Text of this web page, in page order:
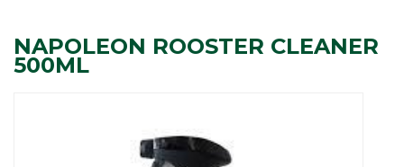
NAPOLEON ROOSTER CLEANER
500ML